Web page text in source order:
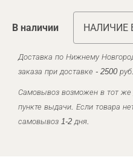
В наличии НАЛИЧИЕ
Доставка по Нижнему
заказа при доставке - 2500 руб.
Самовывоз возможен в тот же
пункте выдачи. Если товара
самовывоз 1-2 дня.